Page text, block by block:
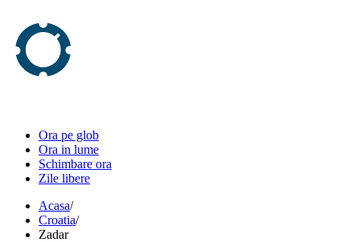
Ora pe glob
Ora in lume
Schimbare ora
Zile libere
Acasa/
Croatia/
Zadar